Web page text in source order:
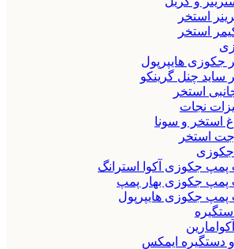
استخر
استخر
جکوزی هایپرپول
ساید چنل گرینکو
استخر
نجات
استخر و سونا
استخر
جکوزی آکوا استرانگ
جکوزی بهار پمپ
جکوزی هایپرپول
و دستگیره ایمکس